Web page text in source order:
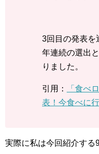
3回目の発表を
年連続の選出
りました。
引用：
「食べ
表！今食べに
実際に私は今回紹介する